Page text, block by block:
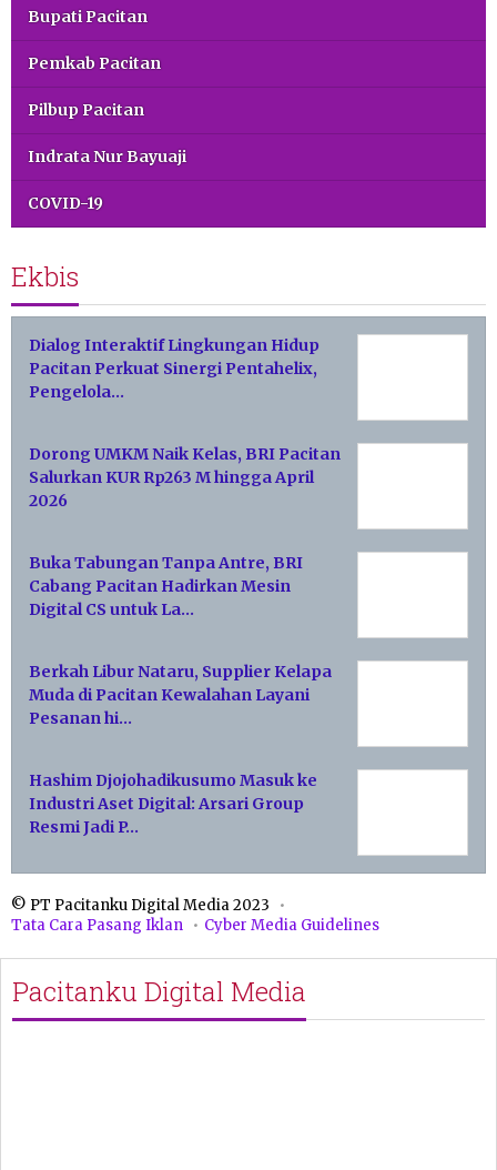
Bupati Pacitan
Pemkab Pacitan
Pilbup Pacitan
Indrata Nur Bayuaji
COVID-19
Ekbis
Dialog Interaktif Lingkungan Hidup
Pacitan Perkuat Sinergi Pentahelix,
Pengelola…
Dorong UMKM Naik Kelas, BRI Pacitan
Salurkan KUR Rp263 M hingga April
2026
Buka Tabungan Tanpa Antre, BRI
Cabang Pacitan Hadirkan Mesin
Digital CS untuk La…
Berkah Libur Nataru, Supplier Kelapa
Muda di Pacitan Kewalahan Layani
Pesanan hi…
Hashim Djojohadikusumo Masuk ke
Industri Aset Digital: Arsari Group
Resmi Jadi P…
© PT Pacitanku Digital Media 2023
Tata Cara Pasang Iklan
Cyber Media Guidelines
Pacitanku Digital Media